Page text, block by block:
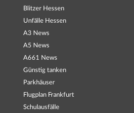
Blitzer Hessen
Unfälle Hessen
A3 News
A5 News
A661 News
Günstig tanken
Parkhäuser
Flugplan Frankfurt
Schulausfälle